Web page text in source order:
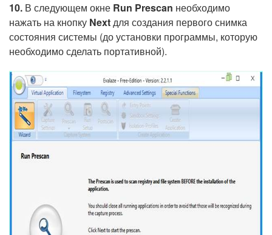
10. В следующем окне Run Prescan необходимо
нажать на кнопку Nextдля создания первого снимка
состояния системы (до установки программы, которую
необходимо сделать портативной).